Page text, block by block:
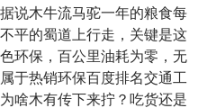
说木牛流马驼一年的粮食每
平的蜀道上行走，关键是这
环保，百公里油耗为零，无
于热销环保百度排名交通工
啥木有传下来拧？吃货还是